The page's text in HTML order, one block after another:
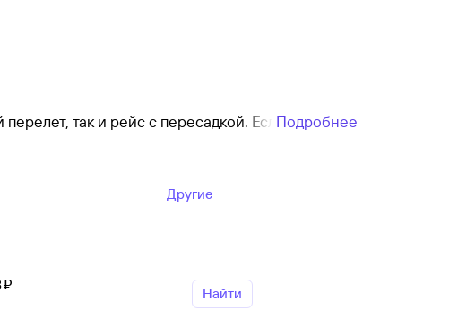
так и рейс с пересадкой. Если вы
авиакомпании. Уточните, включен ли багаж,
Подробнее
Другие
⁠₽
Найти